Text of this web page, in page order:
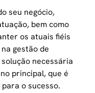
seu negócio,
bem como
os atuais fiéis
gestão de
necessária
principal, que é
o sucesso.